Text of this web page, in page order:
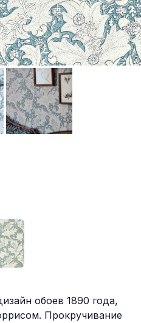
обоев 1890 года,
Прокручивание